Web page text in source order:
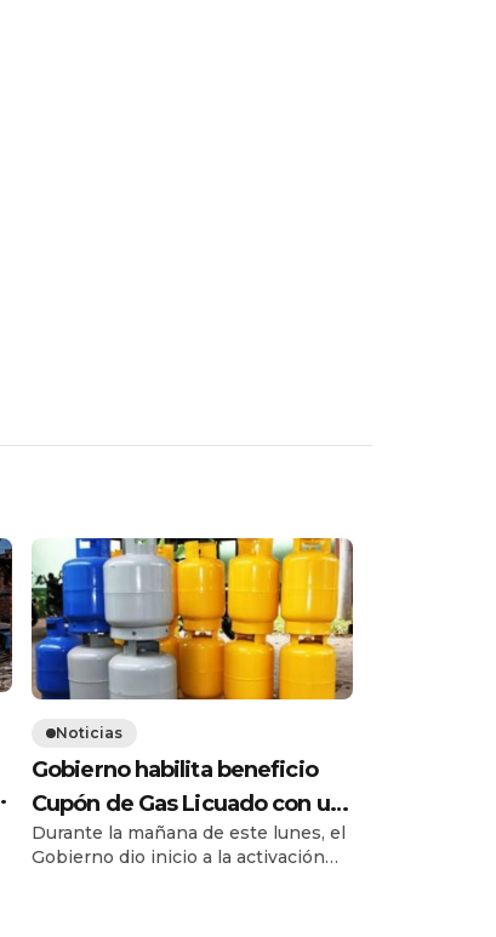
Noticias
Gobierno habilita beneficio
Cupón de Gas Licuado con un
aporte único de $27.000
Durante la mañana de este lunes, el
Gobierno dio inicio a la activación